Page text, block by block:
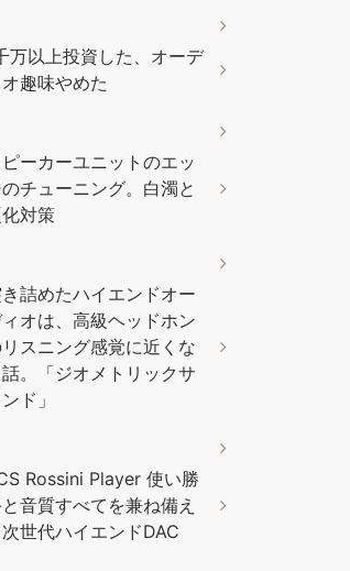
万以上投資した、オーデ
オ趣味やめた
ーカーユニットのエッ
のチューニング。白濁と
対策
詰めたハイエンドオー
オは、高級ヘッドホン
スニング感覚に近くな
話。「ジオメトリックサ
ド」
Rossini Player 使い勝
音質すべてを兼ね備え
次世代ハイエンドDAC